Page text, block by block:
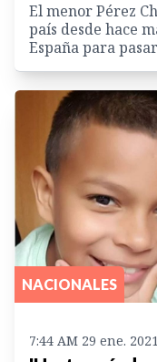
El menor Pérez
país desde hace
España para
NACIONALES
7:44 AM 29 ene. 2021